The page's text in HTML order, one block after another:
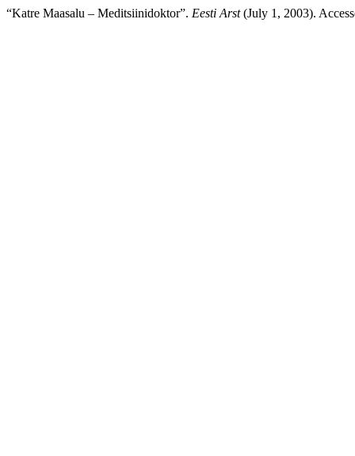
“Katre Maasalu – Meditsiinidoktor”. Eesti Arst(July 1, 2003).